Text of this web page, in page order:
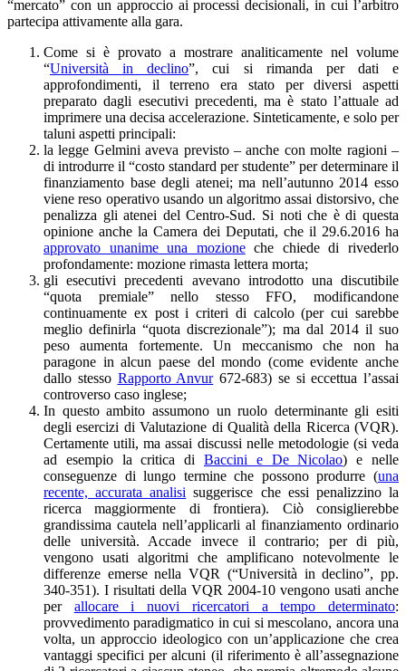
“mercato” con un approccio ai processi decisionali, in cui l’arbitro
partecipa attivamente alla gara.
Come si è provato a mostrare analiticamente nel volume
“Università in declino”, cui si rimanda per dati e
approfondimenti, il terreno era stato per diversi aspetti
preparato dagli esecutivi precedenti, ma è stato l’attuale ad
imprimere una decisa accelerazione. Sinteticamente, e solo per
taluni aspetti principali:
la legge Gelmini aveva previsto – anche con molte ragioni –
di introdurre il “costo standard per studente” per determinare il
finanziamento base degli atenei; ma nell’autunno 2014 esso
viene reso operativo usando un algoritmo assai distorsivo, che
penalizza gli atenei del Centro-Sud. Si noti che è di questa
opinione anche la Camera dei Deputati, che il 29.6.2016 ha
approvato unanime una mozioneche chiede di rivederlo
profondamente: mozione rimasta lettera morta;
gli esecutivi precedenti avevano introdotto una discutibile
“quota premiale” nello stesso FFO, modificandone
continuamente ex post i criteri di calcolo (per cui sarebbe
meglio definirla “quota discrezionale”); ma dal 2014 il suo
peso aumenta fortemente. Un meccanismo che non ha
paragone in alcun paese del mondo (come evidente anche
dallo stesso Rapporto Anvur672-683) se si eccettua l’assai
controverso caso inglese;
In questo ambito assumono un ruolo determinante gli esiti
degli esercizi di Valutazione di Qualità della Ricerca (VQR).
Certamente utili, ma assai discussi nelle metodologie (si veda
ad esempio la critica di Baccini e De Nicolao) e nelle
conseguenze di lungo termine che possono produrre (una
recente, accurata analisi suggerisce che essi penalizzino la
ricerca maggiormente di frontiera). Ciò consiglierebbe
grandissima cautela nell’applicarli al finanziamento ordinario
delle università. Accade invece il contrario; per di più,
vengono usati algoritmi che amplificano notevolmente le
differenze emerse nella VQR (“Università in declino”, pp.
340-351). I risultati della VQR 2004-10 vengono usati anche
per allocare i nuovi ricercatori a tempo determinato:
provvedimento paradigmatico in cui si mescolano, ancora una
volta, un approccio ideologico con un’applicazione che crea
vantaggi specifici per alcuni (il riferimento è all’assegnazione